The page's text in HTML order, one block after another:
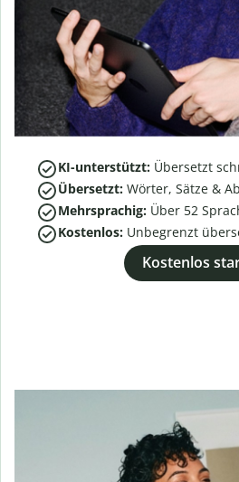
KI-unterstützt: Übersetzt
Übersetzt: Wörter, Sätze &
Mehrsprachig: Über 52
Kostenlos: Unbegrenzt
Kostenlos